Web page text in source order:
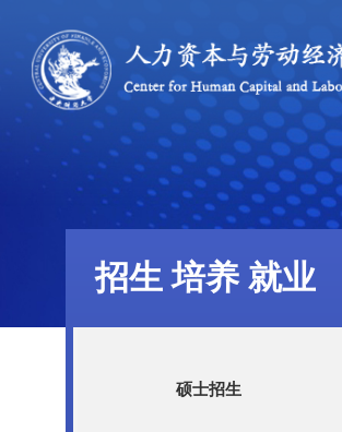
招生 培养 就业
硕士招生